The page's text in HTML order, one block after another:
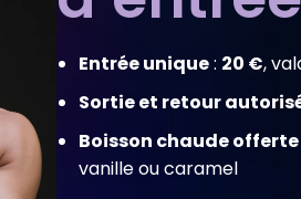
Entrée unique: 20 €,
Sortie et retour
Boisson chaude offerte
vanille ou caramel